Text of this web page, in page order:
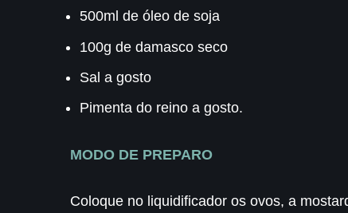
500ml de óleo de soja
100g de damasco seco
Sal a gosto
Pimenta do reino a gosto.
MODO DE PREPARO
Coloque no liquidificador os ovos, a